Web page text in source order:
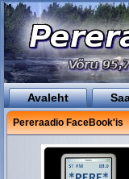
Avaleht
Pereraadio FaceBook'is